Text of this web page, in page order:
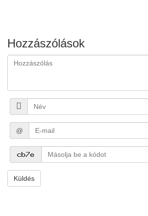
Hozzászólások
@
Küldés